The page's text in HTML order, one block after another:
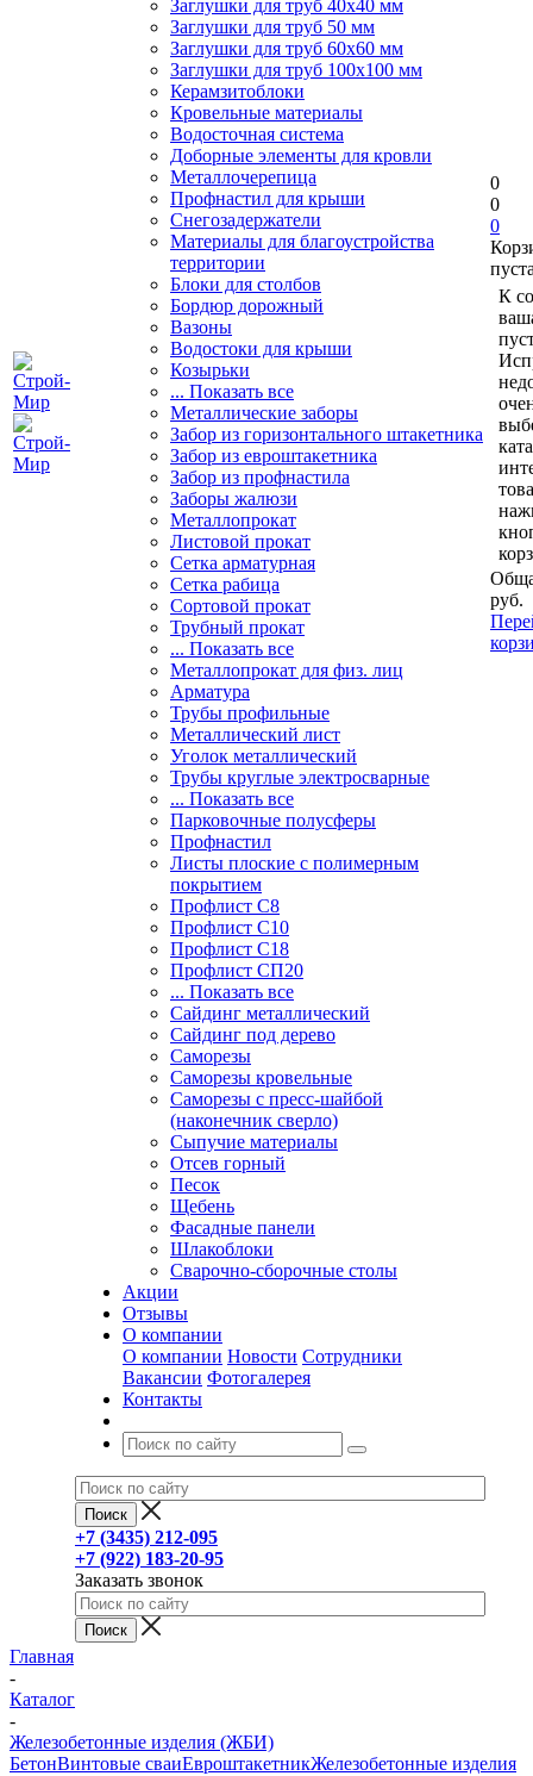
Заглушки для труб 40х40 мм
Заглушки для труб 50 мм
Заглушки для труб 60х60 мм
Заглушки для труб 100х100 мм
Керамзитоблоки
Кровельные материалы
Водосточная система
Доборные элементы для кровли
Металлочерепица
Профнастил для крыши
Снегозадержатели
Материалы для благоустройства
территории
Блоки для столбов
Бордюр дорожный
Вазоны
Водостоки для крыши
Козырьки
... Показать все
Металлические заборы
Забор из горизонтального штакетника
Забор из евроштакетника
Забор из профнастила
Заборы жалюзи
Металлопрокат
Листовой прокат
Сетка арматурная
Сетка рабица
Сортовой прокат
Трубный прокат
... Показать все
Металлопрокат для физ. лиц
Арматура
Трубы профильные
Металлический лист
Уголок металлический
Трубы круглые электросварные
... Показать все
Парковочные полусферы
Профнастил
Листы плоские с полимерным
покрытием
Профлист С8
Профлист С10
Профлист С18
Профлист СП20
... Показать все
Сайдинг металлический
Cайдинг под дерево
Саморезы
Саморезы кровельные
Саморезы с пресс-шайбой
(наконечник сверло)
Сыпучие материалы
Отсев горный
Песок
Щебень
Фасадные панели
Шлакоблоки
Сварочно-сборочные столы
Акции
Отзывы
О компании
О компании Новости Сотрудники
Вакансии Фотогалерея
Контакты
+7 (3435) 212-095
+7 (922) 183-20-95
Заказать звонок
0
0
0
К
руб.
Главная
-
Каталог
-
Железобетонные изделия (ЖБИ)
БетонВинтовые сваиЕвроштакетникЖелезобетонные изделия